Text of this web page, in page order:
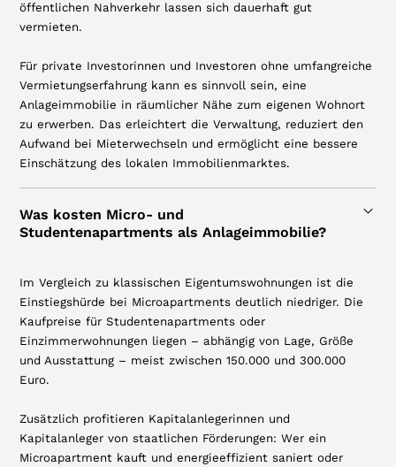
öffentlichen Nahverkehr lassen sich dauerhaft gut
vermieten.
Für private Investorinnen und Investoren ohne umfangreiche
Vermietungserfahrung kann es sinnvoll sein, eine
Anlageimmobilie in räumlicher Nähe zum eigenen Wohnort
zu erwerben. Das erleichtert die Verwaltung, reduziert den
Aufwand bei Mieterwechseln und ermöglicht eine bessere
Einschätzung des lokalen Immobilienmarktes.
Was kosten Micro- und
Studentenapartments als Anlageimmobilie?
Im Vergleich zu klassischen Eigentumswohnungen ist die
Einstiegshürde bei Microapartments deutlich niedriger. Die
Kaufpreise für Studentenapartments oder
Einzimmerwohnungen liegen – abhängig von Lage, Größe
und Ausstattung – meist zwischen 150.000 und 300.000
Euro.
Zusätzlich profitieren Kapitalanlegerinnen und
Kapitalanleger von staatlichen Förderungen: Wer ein
Microapartment kauft und energieeffizient saniert oder